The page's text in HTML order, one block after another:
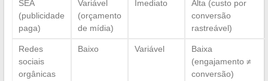
SEA
(publicidade
paga)
Variável
(orçamento
de mídia)
Imediato
Alta (custo por
conversão
rastreável)
Redes
sociais
orgânicas
Baixo Variável
Baixa
(engajamento ≠
conversão)